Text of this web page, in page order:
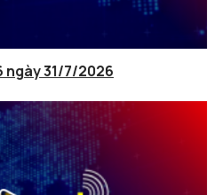
ngày 31/7/2026